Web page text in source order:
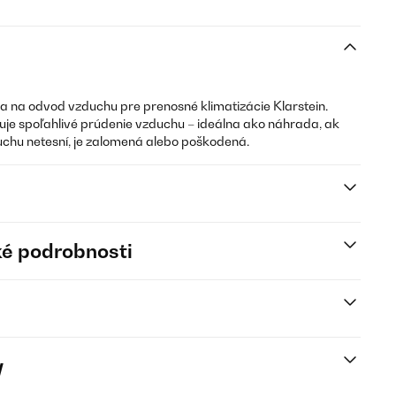
na odvod vzduchu pre prenosné klimatizácie Klarstein.
spoľahlivé prúdenie vzduchu – ideálna ako náhrada, ak
netesní, je zalomená alebo poškodená.
podrobnosti